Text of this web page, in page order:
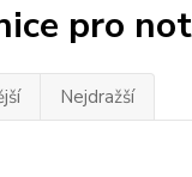
pro
Nejdražší